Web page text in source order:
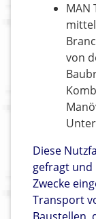
MAN
von
Diese
gefragt und
Zwecke
Transport